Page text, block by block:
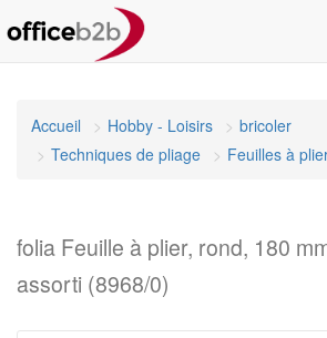
Accueil
Hobby - Loisirs
bricoler
Techniques de pliage
Feuilles à
folia Feuille à plier, rond, 180
assorti (8968/0)